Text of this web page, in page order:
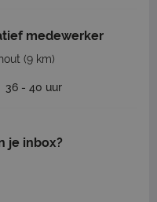
medewerker
(9 km)
36 - 40 uur
je inbox?